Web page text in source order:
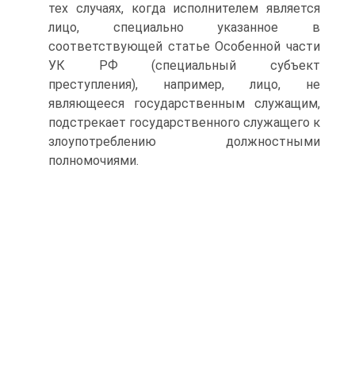
тех случаях, когда исполнителем является
лицо, специально указанное в
соответствующей статье Особенной части
УК РФ (специальный субъект
преступления), например, лицо, не
являющееся государственным служащим,
подстрекает государственного служащего к
злоупотреблению должностными
полномочиями.